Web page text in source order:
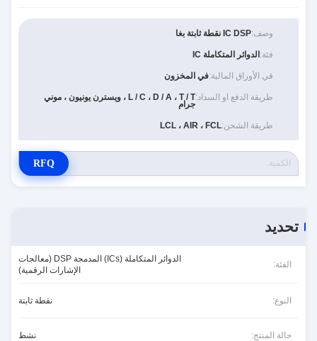
وصف:IC DSP نقطة ثابتة بغا
فئة: الدوائر المتكاملة IC
في الأوراق المالية:في المخزون
طريقة الدفع او السداد: L / C ، D / A ، T / T ، ويسترن يونيون ، موني
جرام
طريقة الشحن:LCL ، AIR ، FCL
RFQ
تحديد
الفئة:
الدوائر المتكاملة (ICs) المدمجة DSP (معالجات
الإشارات الرقمية)
النوع: نقطة ثابتة
حالة المنتج: نشط